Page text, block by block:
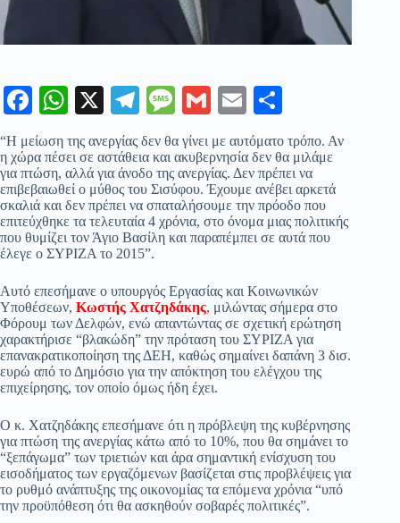
Fa
ce
bo
ok
W
ts
A
pp
X
Te
le
gr
a
m
M
es
sa
ge
G
ail
E
m
ail
οι
ρ
α
στ
εί
“Η μείωση της ανεργίας δεν θα γίνει με αυτόματο τρόπο. Αν
η χώρα πέσει σε αστάθεια και ακυβερνησία δεν θα μιλάμε
για πτώση, αλλά για άνοδο της ανεργίας. Δεν πρέπει να
επιβεβαιωθεί ο μύθος του Σισύφου. Έχουμε ανέβει αρκετά
σκαλιά και δεν πρέπει να σπαταλήσουμε την πρόοδο που
επιτεύχθηκε τα τελευταία 4 χρόνια, στο όνομα μιας πολιτικής
που θυμίζει τον Άγιο Βασίλη και παραπέμπει σε αυτά που
έλεγε ο ΣΥΡΙΖΑ το 2015”.
Αυτό επεσήμανε ο υπουργός Εργασίας και Κοινωνικών
Υποθέσεων, Κωστής Χατζηδάκης, μιλώντας σήμερα στο
Φόρουμ των Δελφών, ενώ απαντώντας σε σχετική ερώτηση
χαρακτήρισε “βλακώδη” την πρόταση του ΣΥΡΙΖΑ για
επανακρατικοποίηση της ΔΕΗ, καθώς σημαίνει δαπάνη 3 δισ.
ευρώ από το Δημόσιο για την απόκτηση του ελέγχου της
επιχείρησης, τον οποίο όμως ήδη έχει.
Ο κ. Χατζηδάκης επεσήμανε ότι η πρόβλεψη της κυβέρνησης
για πτώση της ανεργίας κάτω από το 10%, που θα σημάνει το
“ξεπάγωμα” των τριετιών και άρα σημαντική ενίσχυση του
εισοδήματος των εργαζόμενων βασίζεται στις προβλέψεις για
το ρυθμό ανάπτυξης της οικονομίας τα επόμενα χρόνια “υπό
την προϋπόθεση ότι θα ασκηθούν σοβαρές πολιτικές”.